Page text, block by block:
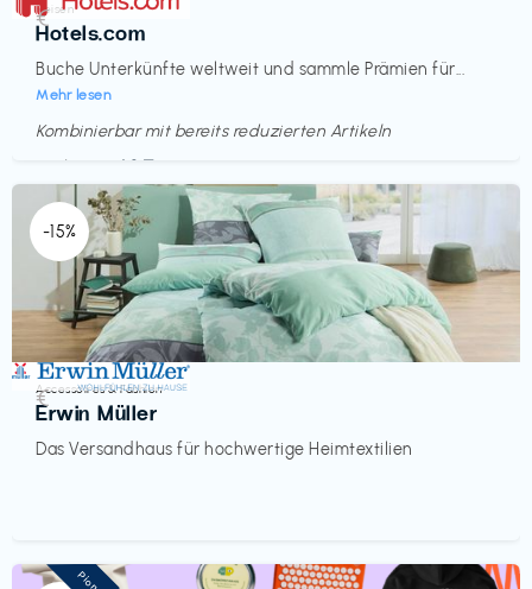
Reisen
Hotels.com
Buche Unterkünfte weltweit und sammle Prämien für...
Mehr lesen
€‎
Kombinierbar mit bereits reduzierten Artikeln
Endet in
<60 Tagen
-15%
Accessoires & Fashion
Erwin Müller
Das Versandhaus für hochwertige Heimtextilien
€‎